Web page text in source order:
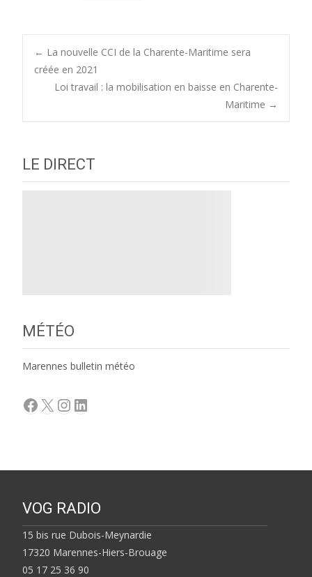
Post
← La nouvelle CCI de la Charente-Maritime sera
créée en 2021
Loi travail : la mobilisation en baisse en Charente-
Maritime →
LE DIRECT
MÉTÉO
Marennes bulletin météo
Facebook
X Instagram
LinkedIn
VOG RADIO
15 bis rue Dubois-Meynardie
17320 Marennes-Hiers-Brouage
05 17 25 36 90